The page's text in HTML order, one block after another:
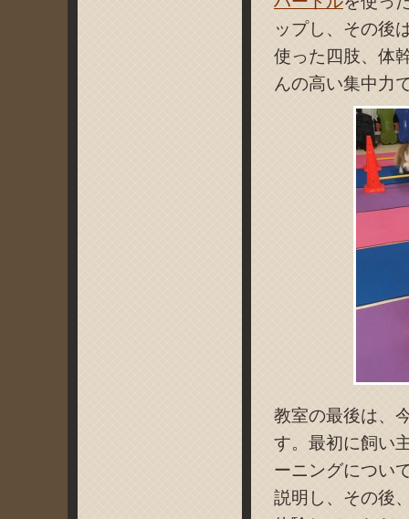
ップし、その後
使った四肢、体
んの高い集中力
教室の最後は、
す。最初に飼い
ーニングについ
説明し、その後